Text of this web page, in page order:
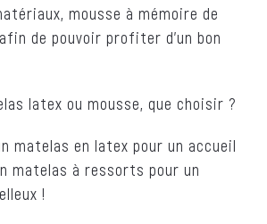
mousse à mémoire de
de pouvoir profiter d’un bon
latex ou mousse, que choisir ?
matelas en latex pour un accueil
matelas à ressorts pour un
!